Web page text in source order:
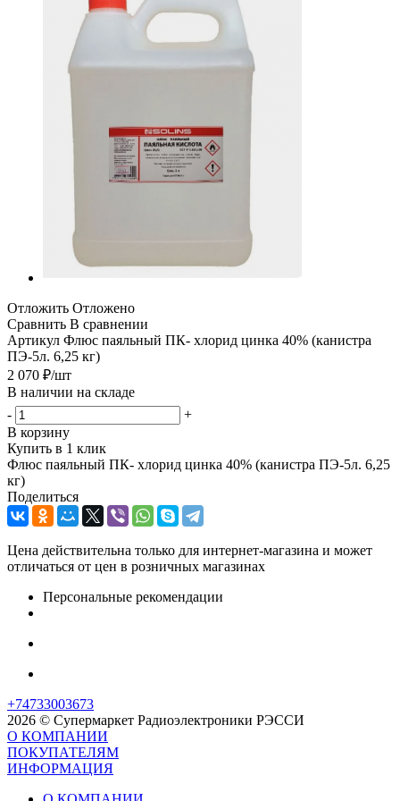
Отложить Отложено
Сравнить В сравнении
Артикул Флюс паяльный ПК- хлорид цинка 40% (канистра
ПЭ-5л. 6,25 кг)
2 070 ₽/шт
В наличии на складе
-
+
В корзину
Купить в 1 клик
Флюс паяльный ПК- хлорид цинка 40% (канистра ПЭ-5л. 6,25
кг)
Поделиться
Цена действительна только для интернет-магазина и может
отличаться от цен в розничных магазинах
Персональные рекомендации
+74733003673
2026 © Супермаркет Радиоэлектроники РЭССИ
О КОМПАНИИ
ПОКУПАТЕЛЯМ
ИНФОРМАЦИЯ